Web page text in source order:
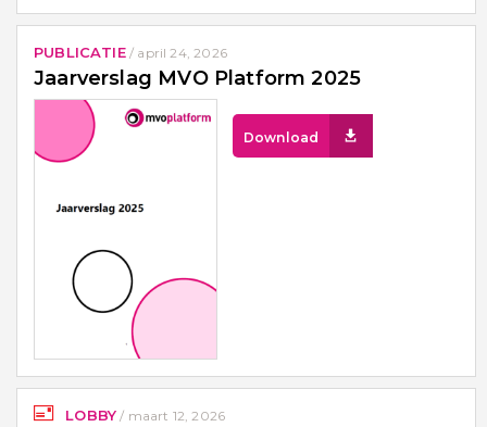
PUBLICATIE/ april 24, 2026
Jaarverslag MVO Platform 2025
Download
LOBBY / maart 12, 2026